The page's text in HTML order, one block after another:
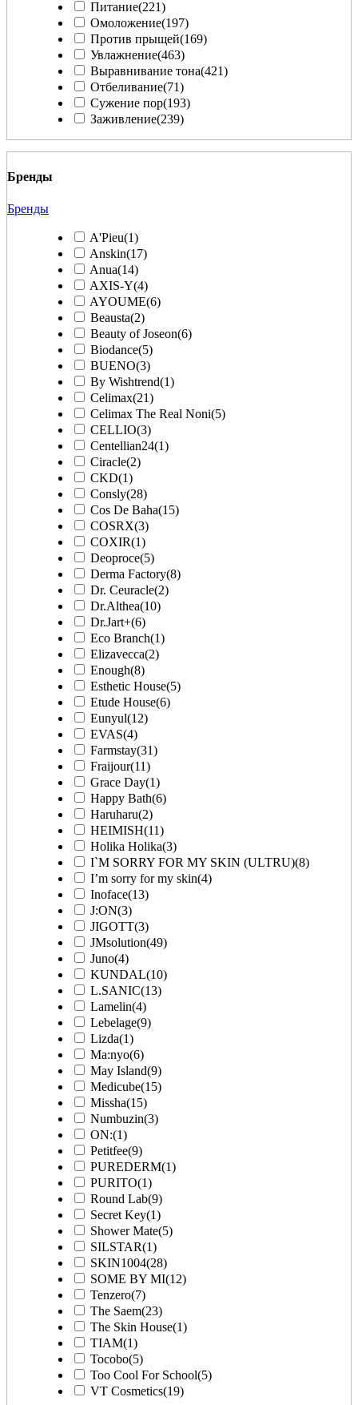
Питание(221)
Омоложение(197)
Против прыщей(169)
Увлажнение(463)
Выравнивание тона(421)
Отбеливание(71)
Сужение пор(193)
Заживление(239)
Бренды
Бренды
A'Pieu(1)
Anskin(17)
Anua(14)
AXIS-Y(4)
AYOUME(6)
Beausta(2)
Beauty of Joseon(6)
Biodance(5)
BUENO(3)
By Wishtrend(1)
Celimax(21)
Celimax The Real Noni(5)
CELLIO(3)
Centellian24(1)
Ciracle(2)
CKD(1)
Consly(28)
Cos De Baha(15)
COSRX(3)
COXIR(1)
Deoproce(5)
Derma Factory(8)
Dr. Ceuracle(2)
Dr.Althea(10)
Dr.Jart+(6)
Eco Branch(1)
Elizavecca(2)
Enough(8)
Esthetic House(5)
Etude House(6)
Eunyul(12)
EVAS(4)
Farmstay(31)
Fraijour(11)
Grace Day(1)
Happy Bath(6)
Haruharu(2)
HEIMISH(11)
Holika Holika(3)
I`M SORRY FOR MY SKIN (ULTRU)(8)
I’m sorry for my skin(4)
Inoface(13)
J:ON(3)
JIGOTT(3)
JMsolution(49)
Juno(4)
KUNDAL(10)
L.SANIC(13)
Lamelin(4)
Lebelage(9)
Lizda(1)
Ma:nyo(6)
May Island(9)
Medicube(15)
Missha(15)
Numbuzin(3)
ON:(1)
Petitfee(9)
PUREDERM(1)
PURITO(1)
Round Lab(9)
Secret Key(1)
Shower Mate(5)
SILSTAR(1)
SKIN1004(28)
SOME BY MI(12)
Tenzero(7)
The Saem(23)
The Skin House(1)
TIAM(1)
Tocobo(5)
Too Cool For School(5)
VT Cosmetics(19)